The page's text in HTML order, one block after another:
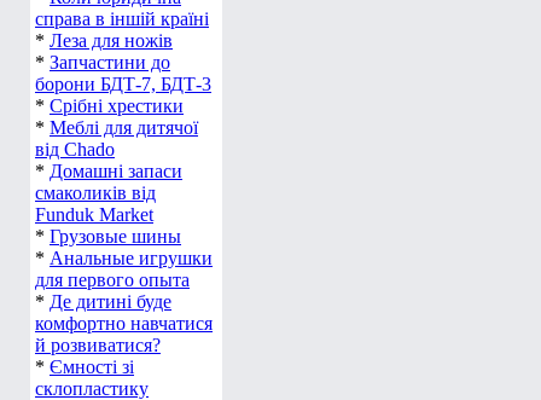
справа в іншій країні
* Леза для ножів
* Запчастини до
борони БДТ-7, БДТ-3
* Срібні хрестики
* Меблі для дитячої
від Chado
* Домашні запаси
смаколиків від
Funduk Market
* Грузовые шины
* Анальные игрушки
для первого опыта
* Де дитині буде
комфортно навчатися
й розвиватися?
* Ємності зі
склопластику